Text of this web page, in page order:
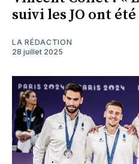
suivi les JO ont
LA RÉDACTION
28 juillet 2025